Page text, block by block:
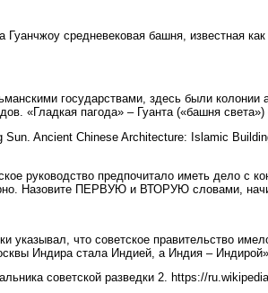
Гуанчжоу средневековая башня, известная
государствами, здесь были
«Гладкая пагода» – Гуанта («башня
Ancient Chinese Architecture: Islamic
руководство предпочитало иметь дело
Назовите ПЕРВУЮ и ВТОРУЮ словами,
указывал, что советское правительство
Индира стала Индией, а Индия – Индирой».
советской разведки 2. https://